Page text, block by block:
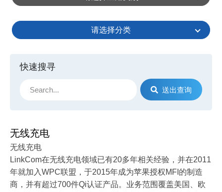
请选择分类
快速搜寻
送出查询
无线充电
无线充电
LinkCom在无线充电领域已有20多年相关经验，并在2011
年就加入WPC联盟，于2015年成为苹果授权MFI的制造
商，并有超过700件Qi认证产品。业务范围覆盖美国、欧